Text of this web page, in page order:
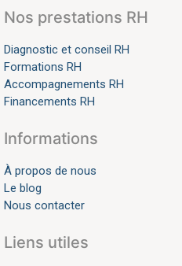
Nos prestations RH
Diagnostic et conseil RH
Formations RH
Accompagnements RH
Financements RH
Informations
À propos de nous
Le blog
Nous contacter
Liens utiles